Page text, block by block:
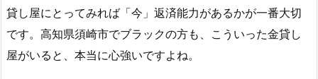
貸し屋にとってみれば「今」返済能力があるかが一番大切
です。高知県須崎市でブラックの方も、こういった金貸し
屋がいると、本当に心強いですよね。